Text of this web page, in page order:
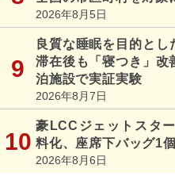
2026年8月5日
良質な睡眠を目的とし
滞在後も「寝つき」改
泊施設で実証実験
2026年8月7日
豪LCCジェットスタ
料化、座席下バッグ1
2026年8月6日